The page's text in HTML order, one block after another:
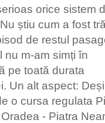
orice sistem
știu cum a fost
de restul
nu m-am simți în
pe toată durata
Un alt aspect: Deși
o cursa regulata
- Piatra